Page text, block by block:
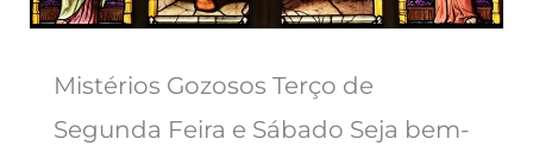
Mistérios Gozosos Terço de
Segunda Feira e Sábado Seja bem-